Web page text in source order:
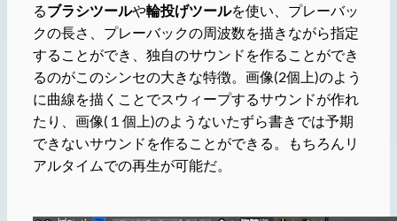
るブラシツールや輪投げツールを使い、プレーバッ
クの長さ、プレーバックの周波数を描きながら指定
することができ、独自のサウンドを作ることができ
るのがこのシンセの大きな特徴。画像(2個上)のよう
に曲線を描くことでスウィープするサウンドが作れ
たり、画像(１個上)のようないたずら書きでは予期
できないサウンドを作ることができる。もちろんリ
アルタイムでの再生が可能だ。